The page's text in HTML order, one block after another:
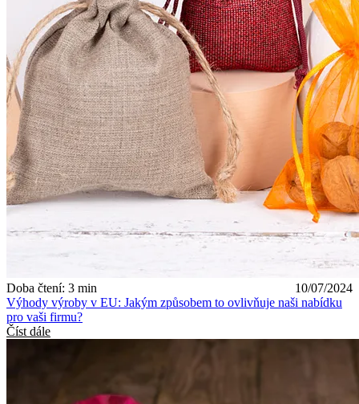
Doba čtení: 3 min
10/07/2024
Výhody výroby v EU: Jakým způsobem to ovlivňuje naši nabídku
pro vaši firmu?
Číst dále